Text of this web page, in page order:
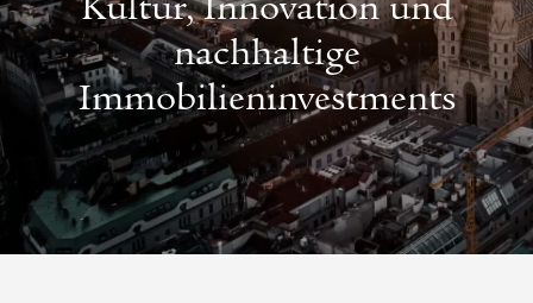
Kultur, Innovation und
nachhaltige
Immobilieninvestments